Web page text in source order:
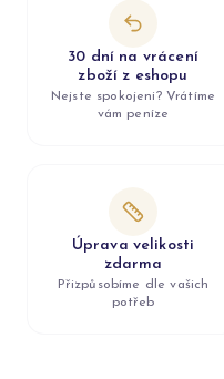
30 dní na vrácení
zboží z eshopu
Nejste spokojeni? Vrátíme
vám peníze
Úprava velikosti
zdarma
Přizpůsobíme dle vašich
potřeb